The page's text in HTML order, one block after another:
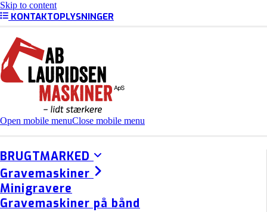
Skip to content
KONTAKTOPLYSNINGER
Open mobile menuClose mobile menu
BRUGTMARKED
Gravemaskiner
Minigravere
Gravemaskiner på bånd